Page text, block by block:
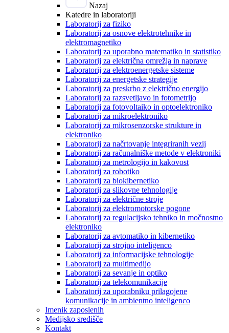
Nazaj
Katedre in laboratoriji
Laboratorij za fiziko
Laboratorij za osnove elektrotehnike in
elektromagnetiko
Laboratorij za uporabno matematiko in statistiko
Laboratorij za električna omrežja in naprave
Laboratorij za elektroenergetske sisteme
Laboratorij za energetske strategije
Laboratorij za preskrbo z električno energijo
Laboratorij za razsvetljavo in fotometrijo
Laboratorij za fotovoltaiko in optoelektroniko
Laboratorij za mikroelektroniko
Laboratorij za mikrosenzorske strukture in
elektroniko
Laboratorij za načrtovanje integriranih vezij
Laboratorij za računalniške metode v elektroniki
Laboratorij za metrologijo in kakovost
Laboratorij za robotiko
Laboratorij za biokibernetiko
Laboratorij za slikovne tehnologije
Laboratorij za električne stroje
Laboratorij za elektromotorske pogone
Laboratorij za regulacijsko tehniko in močnostno
elektroniko
Laboratorij za avtomatiko in kibernetiko
Laboratorij za strojno inteligenco
Laboratorij za informacijske tehnologije
Laboratorij za multimedijo
Laboratorij za sevanje in optiko
Laboratorij za telekomunikacije
Laboratorij za uporabniku prilagojene
komunikacije in ambientno inteligenco
Imenik zaposlenih
Medijsko središče
Kontakt